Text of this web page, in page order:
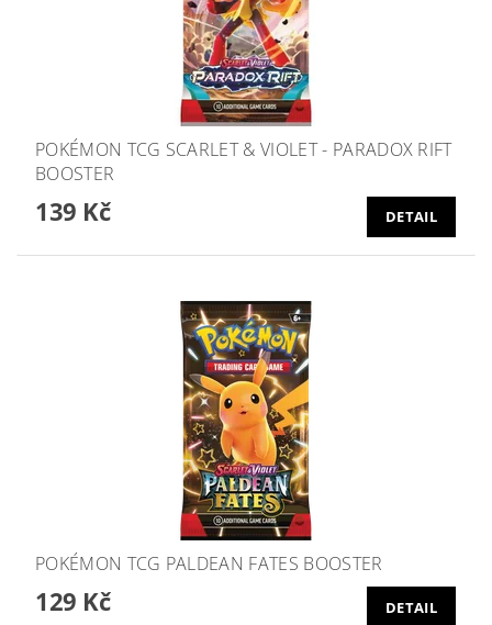
POKÉMON TCG SCARLET & VIOLET - PARADOX RIFT
BOOSTER
139 Kč DETAIL
POKÉMON TCG PALDEAN FATES BOOSTER
129 Kč DETAIL